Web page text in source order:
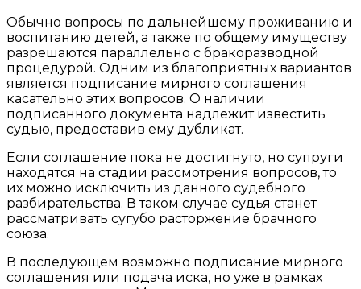
Обычно вопросы по дальнейшему проживанию и
воспитанию детей, а также по общему имуществу
разрешаются параллельно с бракоразводной
процедурой. Одним из благоприятных вариантов
является подписание мирного соглашения
касательно этих вопросов. О наличии
подписанного документа надлежит известить
судью, предоставив ему дубликат.
Если соглашение пока не достигнуто, но супруги
находятся на стадии рассмотрения вопросов, то
их можно исключить из данного судебного
разбирательства. В таком случае судья станет
рассматривать сугубо расторжение брачного
союза.
В последующем возможно подписание мирного
соглашения или подача иска, но уже в рамках